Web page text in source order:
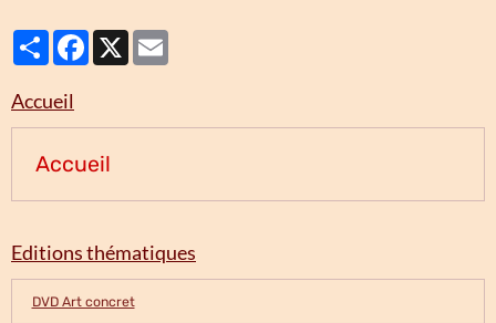
PartagerFacebook
Accueil
Accueil
Editions thématiques
DVD Art concret